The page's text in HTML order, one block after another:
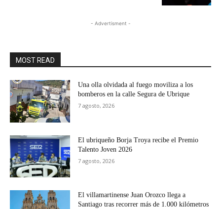
- Advertisment -
MOST READ
Una olla olvidada al fuego moviliza a los
bomberos en la calle Segura de Ubrique
7 agosto, 2026
El ubriqueño Borja Troya recibe el Premio
Talento Joven 2026
7 agosto, 2026
El villamartinense Juan Orozco llega a
Santiago tras recorrer más de 1.000 kilómetros